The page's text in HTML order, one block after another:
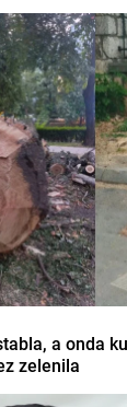
a onda
zelenila